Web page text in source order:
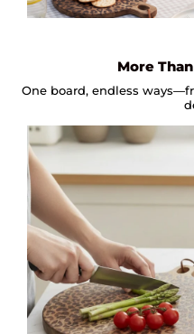
More
One board, endless